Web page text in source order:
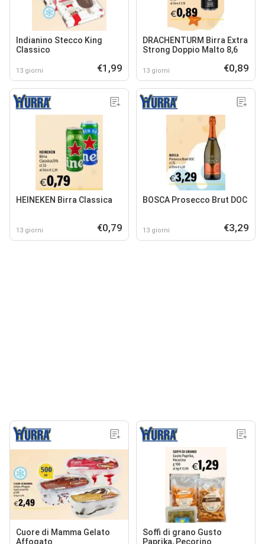
Indianino Stecco King
Classico
13 giorni €1,99
DRACHENTURM Birra Extra
Strong Doppio Malto 8,6
13 giorni €0,89
HEINEKEN Birra Classica
13 giorni €0,79
BOSCA Prosecco Brut DOC
13 giorni €3,29
Cuore di Mamma Gelato
Affogato
Soffi di grano Gusto
Paprika, Pecorino